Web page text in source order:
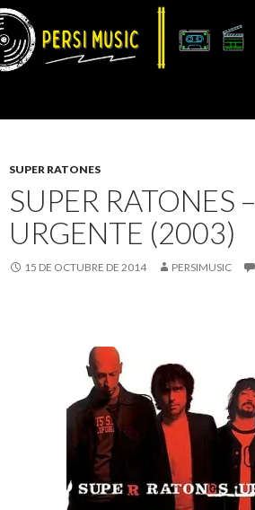
SUPER RATONES
SUPER RATONES –
URGENTE (2003)
15 DE OCTUBRE DE 2014 PERSIMUSIC